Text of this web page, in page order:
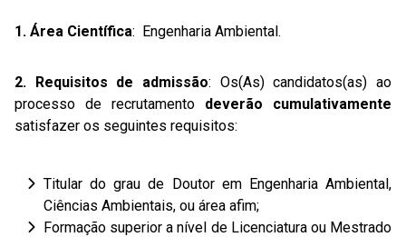
1. Área Científica: Engenharia Ambiental.
2. Requisitos de admissão: Os(As) candidatos(as) ao
processo de recrutamento deverão
cumulativamente
satisfazer os seguintes requisitos:
Titular do grau de Doutor em Engenharia Ambiental,
Ciências Ambientais, ou área afim;
Formação superior a nível de Licenciatura ou Mestrado